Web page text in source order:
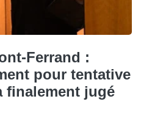
Ferrand :
pour tentative
finalement jugé